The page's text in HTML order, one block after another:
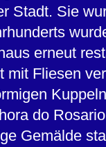
Stadt. Sie
erneut
mit Fliesen
do
Gemälde